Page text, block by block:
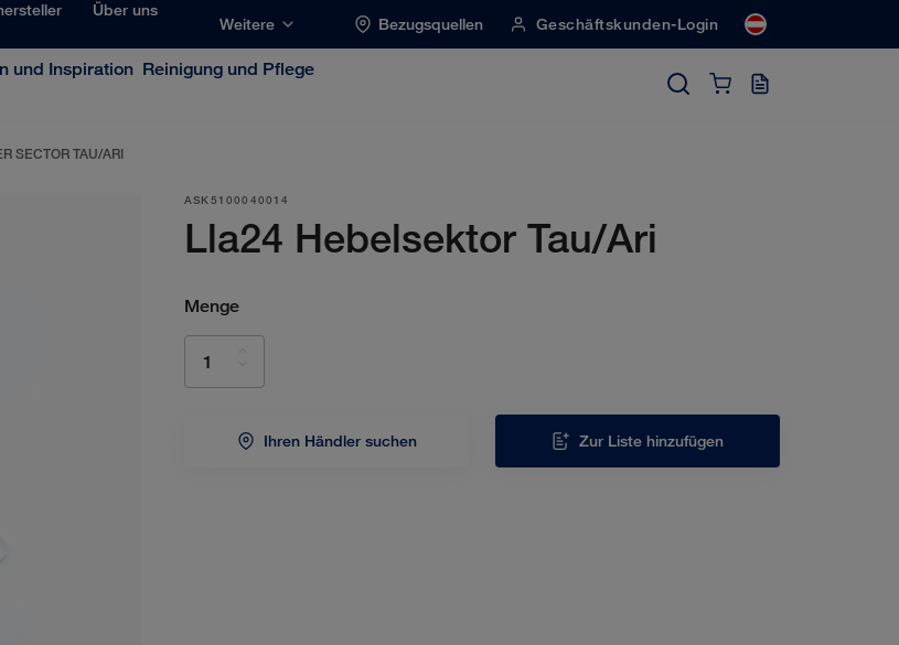
Über uns
Weitere Bezugsquellen Geschäftskunden-Login
und Inspiration Reinigung und Pflege
SECTOR TAU/ARI
ASK5100040014
Lla24 Hebelsektor Tau/Ari
Menge
Ihren Händler suchen Zur Liste hinzufügen